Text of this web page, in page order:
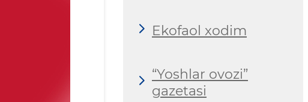
Ekofaol xodim
“Yoshlar ovozi”
gazetasi